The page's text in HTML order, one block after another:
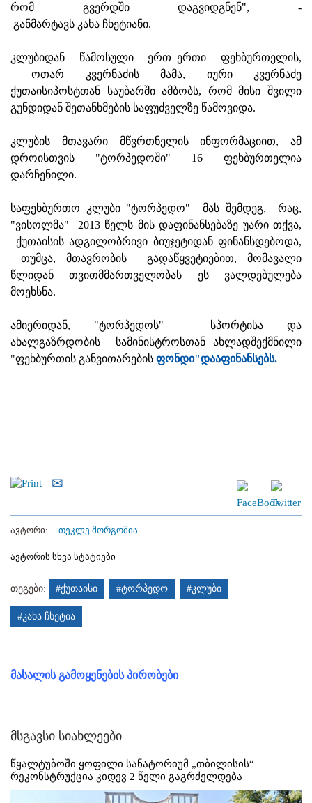
რომ გვერდში დაგვიდგნენ", -
განმარტავს კახა ჩხეტიანი.
კლუბიდან წამოსული ერთ–ერთი ფეხბურთელის,
ოთარ კვერნაძის მამა, იური კვერნაძე
ქუთაისიპოსტთან საუბარში ამბობს, რომ მისი შვილი
გუნდიდან შეთანხმების საფუძველზე წამოვიდა.
კლუბის მთავარი მწვრთნელის ინფორმაციით, ამ
დროისთვის "ტორპედოში" 16 ფეხბურთელია
დარჩენილი.
საფეხბურთო კლუბი "ტორპედო" მას შემდეგ, რაც,
"ვისოლმა" 2013 წელს მის დაფინანსებაზე უარი თქვა,
ქუთაისის ადგილობრივი ბიუჯეტიდან ფინანსდებოდა,
თუმცა, მთავრობის გადაწყვეტიებით, მომავალი
წლიდან თვითმმართველობას ეს ვალდებულება
მოეხსნა.
ამიერიდან, "ტორპედოს" სპორტისა და
ახალგაზრდობის სამინისტროსთან ახლადშექმნილი
"ფეხბურთის განვითარების ფონდი"დააფინანსებს.
ავტორი: თეკლე მორგოშია
ავტორის სხვა სტატიები
თეგები: #ქუთაისი #ტორპედო #კლუბი
#კახა ჩხეტია
მასალის გამოყენების პირობები
მსგავსი სიახლეები
წყალტუბოში ყოფილი სანატორიუმ „თბილისის“
რეკონსტრუქცია კიდევ 2 წელი გაგრძელდება